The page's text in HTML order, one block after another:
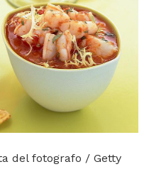
del fotografo / Getty